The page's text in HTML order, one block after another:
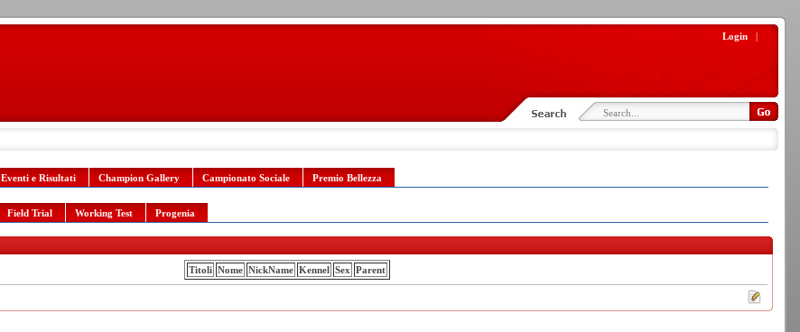
Login |
Eventi e Risultati Champion Gallery Campionato Sociale Premio Bellezza
Field Trial Working Test Progenia
Titoli Nome NickName Kennel Sex Parent